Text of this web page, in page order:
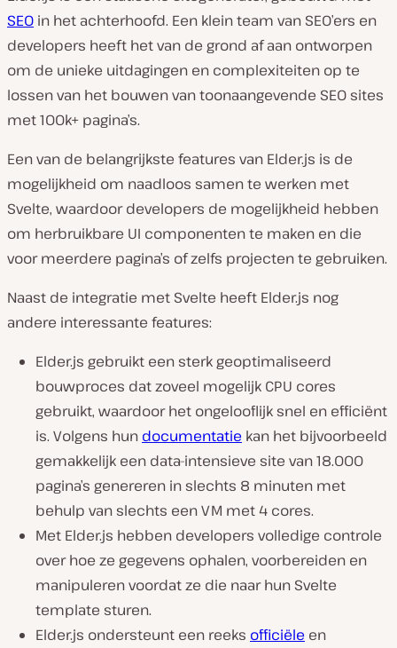
SEO in het achterhoofd. Een klein team van SEO’ers en
developers heeft het van de grond af aan ontworpen
om de unieke uitdagingen en complexiteiten op te
lossen van het bouwen van toonaangevende SEO sites
met 100k+ pagina’s.
Een van de belangrijkste features van Elder.js is de
mogelijkheid om naadloos samen te werken met
Svelte, waardoor developers de mogelijkheid hebben
om herbruikbare UI componenten te maken en die
voor meerdere pagina’s of zelfs projecten te gebruiken.
Naast de integratie met Svelte heeft Elder.js nog
andere interessante features:
Elder.js gebruikt een sterk geoptimaliseerd
bouwproces dat zoveel mogelijk CPU cores
gebruikt, waardoor het ongelooflijk snel en efficiënt
is. Volgens hun documentatie kan het bijvoorbeeld
gemakkelijk een data-intensieve site van 18.000
pagina’s genereren in slechts 8 minuten met
behulp van slechts een VM met 4 cores.
Met Elder.js hebben developers volledige controle
over hoe ze gegevens ophalen, voorbereiden en
manipuleren voordat ze die naar hun Svelte
template sturen.
Elder.js ondersteunt een reeks officiële en